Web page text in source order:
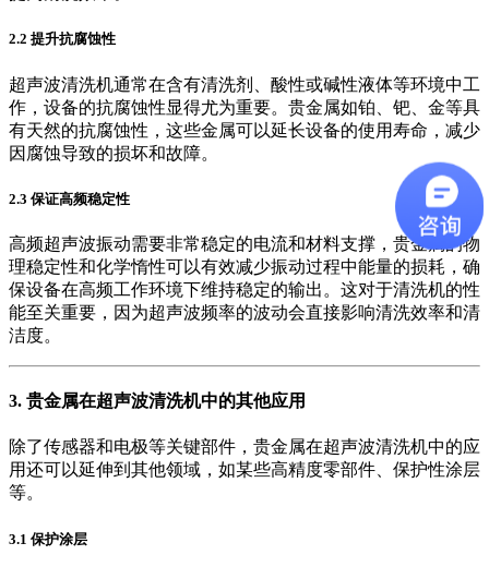
2.2 提升抗腐蚀性
超声波清洗机通常在含有清洗剂、酸性或碱性液体等环境中工
作，设备的抗腐蚀性显得尤为重要。贵金属如铂、钯、金等具
有天然的抗腐蚀性，这些金属可以延长设备的使用寿命，减少
因腐蚀导致的损坏和故障。
2.3 保证高频稳定性
高频超声波振动需要非常稳定的电流和材料支撑，贵金属的物
理稳定性和化学惰性可以有效减少振动过程中能量的损耗，确
保设备在高频工作环境下维持稳定的输出。这对于清洗机的性
能至关重要，因为超声波频率的波动会直接影响清洗效率和清
洁度。
3. 贵金属在超声波清洗机中的其他应用
除了传感器和电极等关键部件，贵金属在超声波清洗机中的应
用还可以延伸到其他领域，如某些高精度零部件、保护性涂层
等。
3.1 保护涂层